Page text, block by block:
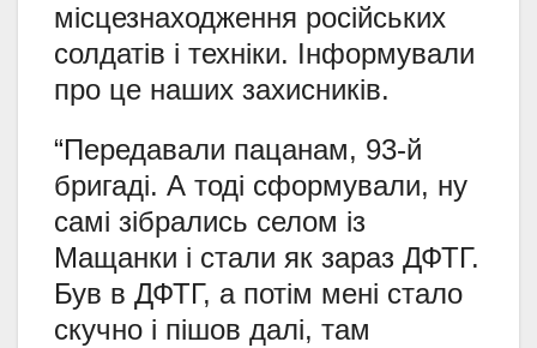
місцезнаходження російських
солдатів і техніки. Інформували
про це наших захисників.
“Передавали пацанам, 93-й
бригаді. А тоді сформували, ну
самі зібрались селом із
Мащанки і стали як зараз ДФТГ.
Був в ДФТГ, а потім мені стало
скучно і пішов далі, там